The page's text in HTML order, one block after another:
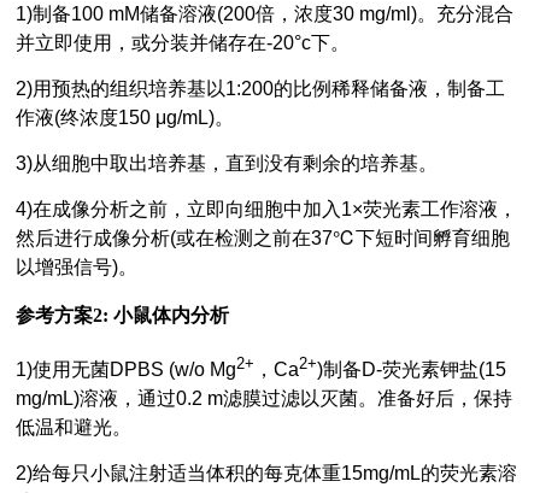
1)制备100 mM储备溶液(200倍，浓度30 mg/ml)。充分混合
并立即使用，或分装并储存在-20°c下。
2)用预热的组织培养基以1:200的比例稀释储备液，制备工
作液(终浓度150 μg/mL)。
3)从细胞中取出培养基，直到没有剩余的培养基。
4)在成像分析之前，立即向细胞中加入1×荧光素工作溶液，
然后进行成像分析(或在检测之前在37℃下短时间孵育细胞
以增强信号)。
参考方案2: 小鼠体内分析
1)使用无菌DPBS (w/o Mg2+ ，Ca2+)制备D-荧光素钾盐(15
mg/mL)溶液，通过0.2 m滤膜过滤以灭菌。准备好后，保持
低温和避光。
2)给每只小鼠注射适当体积的每克体重15mg/mL的荧光素溶